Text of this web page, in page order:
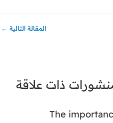
المقالة التالية ←
ذات علاقة
The